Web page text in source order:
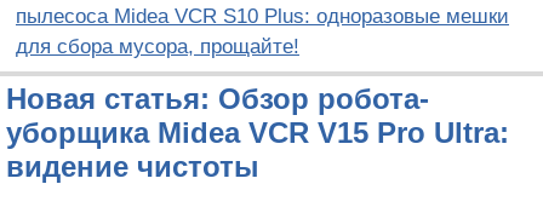
пылесоса Midea VCR S10 Plus: одноразовые мешки
для сбора мусора, прощайте!
Новая статья: Обзор робота-
уборщика Midea VCR V15 Pro Ultra:
видение чистоты